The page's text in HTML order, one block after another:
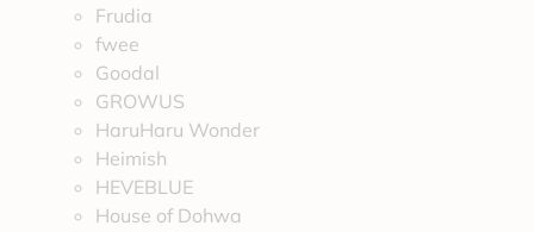
Frudia
fwee
Goodal
GROWUS
HaruHaru Wonder
Heimish
HEVEBLUE
House of Dohwa